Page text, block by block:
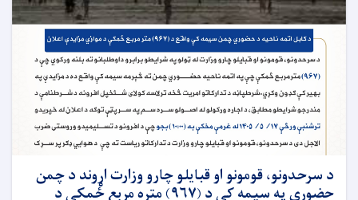
د سرحدونو، قومونو او قبایلو چارو وزارت اړوند د چمن